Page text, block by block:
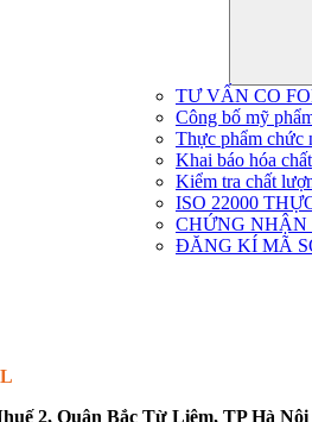
TƯ VẤN CO
Công bố mỹ
Thực phẩm chức
Khai báo hóa chất
Kiểm tra chất
ISO 22000
CHỨNG NHẬN
ĐĂNG KÍ MÃ
2, Quận Bắc Từ Liêm, TP Hà Nội